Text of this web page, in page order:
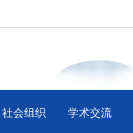
社会组织 学术交流